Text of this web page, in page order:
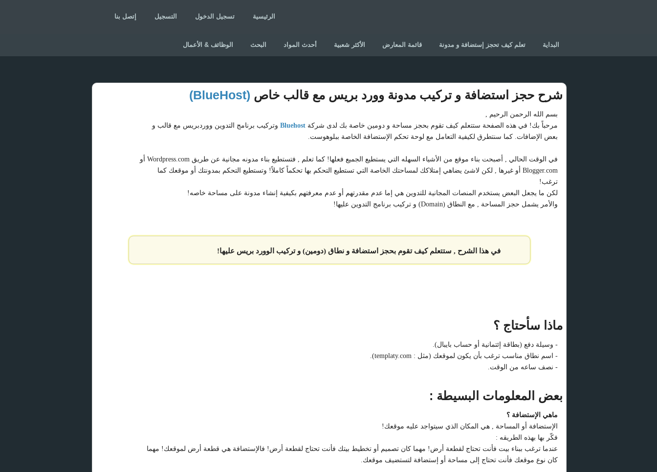
الرئيسية تسجيل الدخول التسجيل إتصل بنا
البداية تعلم كيف تحجز إستضافة و مدونة قائمة المعارض الأكثر شعبية أحدث المواد البحث الوظائف & الأعمال
شرح حجز استضافة و تركيب مدونة وورد بريس مع قالب خاص (BlueHost)
بسم الله الرحمن الرحيم ,
مرحباً بك! في هذه الصفحة ستتعلم كيف تقوم بحجز مساحة و دومين خاصة بك لدى شركة Bluehost وتركيب برنامج التدوين ووردبريس مع قالب و
بعض الإضافات. كما سنتطرق لكيفية التعامل مع لوحة تحكم الإستضافة الخاصة ببلوهوست.
في الوقت الحالي , أصبحت بناء موقع من الأشياء السهله التي يستطيع الجميع فعلها! كما تعلم , فتستطيع بناء مدونه مجانية عن طريق Wordpress.com أو
Blogger.com أو غيرها , لكن لاشئ يضاهي إمتلاكك لمساحتك الخاصة التي تستطيع التحكم بها تحكماً كاملاً! وتستطيع التحكم بمدونتك أو موقعك كما
ترغب!
لكن ما يجعل البعض يستخدم المنصات المجانية للتدوين هي إما عدم مقدرتهم أو عدم معرفتهم بكيفية إنشاء مدونة على مساحة خاصه!
والأمر يشمل حجز المساحة , مع النطاق (Domain) و تركيب برنامج التدوين عليها!
في هذا الشرح , ستتعلم كيف تقوم بحجز استضافة و نطاق (دومين) و تركيب الوورد بريس عليها!
ماذا سأحتاج ؟
- وسيلة دفع (بطاقة إئتمانية أو حساب بايبال).
- اسم نطاق مناسب ترغب بأن يكون لموقعك (مثل : templaty.com).
- نصف ساعه من الوقت.
بعض المعلومات البسيطة :
ماهي الإستضافة ؟
الإستضافة أو المساحة , هي المكان الذي سيتواجد عليه موقعك!
فكّر بها بهذه الطريقه :
عندما ترغب ببناء بيت فأنت تحتاج لقطعة أرض! مهما كان تصميم أو تخطيط بيتك فأنت تحتاج لقطعة أرض! فالإستضافة هي قطعة أرض لموقعك! مهما
كان نوع موقعك فأنت تحتاج إلى مساحة أو إستضافة لتستضيف موقعك.